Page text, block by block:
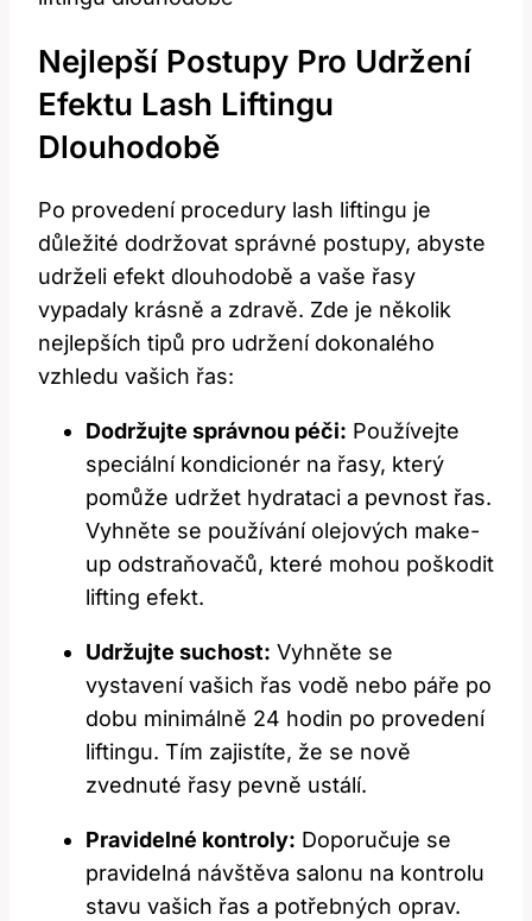
Nejlepší​ Postupy Pro Udržení
Efektu Lash Liftingu ​
Dlouhodobě
Po provedení procedury lash liftingu je
důležité dodržovat správné postupy, abyste
udrželi efekt dlouhodobě ​a vaše řasy
vypadaly krásně a zdravě. Zde je několik⁤
nejlepších tipů pro udržení dokonalého
‌vzhledu vašich řas:
Dodržujte správnou péči: Používejte
speciální kondicionér na řasy, který
pomůže⁢ udržet hydrataci a pevnost řas.
⁣Vyhněte se používání olejových make-
up odstraňovačů, které mohou poškodit
lifting efekt.
Udržujte suchost: Vyhněte se
vystavení vašich řas vodě nebo páře po
dobu minimálně 24 hodin po⁤ provedení
liftingu. Tím zajistíte, že ⁤se nově
zvednuté řasy pevně⁣ ustálí.
Pravidelné kontroly: Doporučuje se
pravidelná návštěva salonu‌ na‌ kontrolu
stavu vašich řas a potřebných‌ oprav.‌